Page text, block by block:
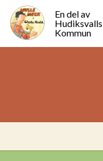
En del av
Hudiksvalls
Kommun